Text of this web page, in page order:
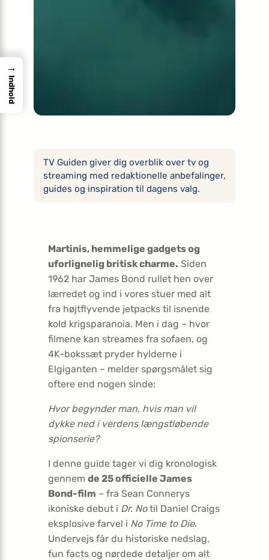
TV Guiden giver dig overblik over tv og
streaming med redaktionelle anbefalinger,
guides og inspiration til dagens valg.
Martinis, hemmelige gadgets og
uforlignelig britisk charme. Siden
1962 har James Bond rullet hen over
lærredet og ind i vores stuer med alt
fra højtflyvende jetpacks til isnende
kold krigs­paranoia. Men i dag – hvor
filmene kan streames fra sofaen, og
4K-bokssæt pryder hylderne i
Elgiganten – melder spørgsmålet sig
oftere end nogen sinde:
Hvor begynder man, hvis man vil
dykke ned i verdens længst­løbende
spion­serie?
I denne guide tager vi dig kronologisk
gennem de 25 officielle James
Bond-film – fra Sean Connerys
ikoniske debut i Dr. Notil Daniel Craigs
eksplosive farvel i No Time to Die.
Undervejs får du historiske nedslag,
fun facts og nørdede detaljer om alt
→
Indhold